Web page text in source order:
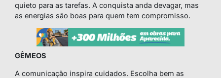
quieto para as tarefas. A conquista anda devagar, mas
as energias são boas para quem tem compromisso.
GÊMEOS
A comunicação inspira cuidados. Escolha bem as